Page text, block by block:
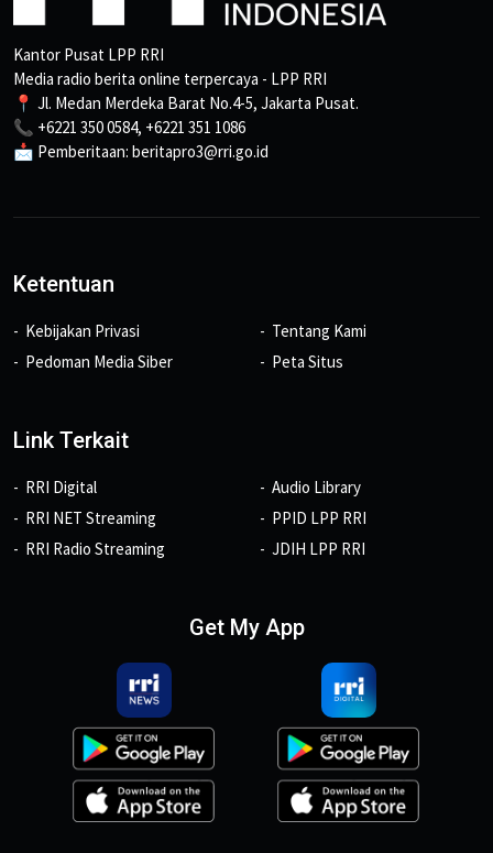
Kantor Pusat LPP RRI
Media radio berita online terpercaya - LPP RRI
📍 Jl. Medan Merdeka Barat No.4-5, Jakarta Pusat.
📞 +6221 350 0584, +6221 351 1086
📩 Pemberitaan: beritapro3@rri.go.id
Ketentuan
Kebijakan Privasi
Pedoman Media Siber
Tentang Kami
Peta Situs
Link Terkait
RRI Digital
RRI NET Streaming
RRI Radio Streaming
Audio Library
PPID LPP RRI
JDIH LPP RRI
Get My App